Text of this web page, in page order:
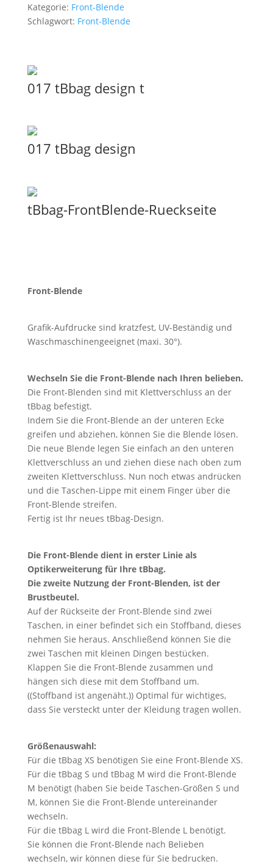
Kategorie: Front-Blende
Schlagwort: Front-Blende
017 tBbag design t
017 tBbag design
tBbag-FrontBlende-Rueckseite
Front-Blende
Grafik-Aufdrucke sind kratzfest, UV-Beständig und
Waschmaschinengeeignet (maxi. 30°).
Wechseln Sie die Front-Blende nach Ihren belieben.
Die Front-Blenden sind mit Klettverschluss an der
tBbag befestigt.
Indem Sie die Front-Blende an der unteren Ecke
greifen und abziehen, können Sie die Blende lösen.
Die neue Blende legen Sie einfach an den unteren
Klettverschluss an und ziehen diese nach oben zum
zweiten Klettverschluss. Nun noch etwas andrücken
und die Taschen-Lippe mit einem Finger über die
Front-Blende streifen.
Fertig ist Ihr neues tBbag-Design.
Die Front-Blende dient in erster Linie als
Optikerweiterung für Ihre tBbag.
Die zweite Nutzung der Front-Blenden, ist der
Brustbeutel.
Auf der Rückseite der Front-Blende sind zwei
Taschen, in einer befindet sich ein Stoffband, dieses
nehmen Sie heraus. Anschließend können Sie die
zwei Taschen mit kleinen Dingen bestücken.
Klappen Sie die Front-Blende zusammen und
hängen sich diese mit dem Stoffband um.
((Stoffband ist angenäht.)) Optimal für wichtiges,
dass Sie versteckt unter der Kleidung tragen wollen.
Größenauswahl:
Für die tBbag XS benötigen Sie eine Front-Blende XS.
Für die tBbag S und tBbag M wird die Front-Blende
M benötigt (haben Sie beide Taschen-Größen S und
M, können Sie die Front-Blende untereinander
wechseln.
Für die tBbag L wird die Front-Blende L benötigt.
Sie können die Front-Blende nach Belieben
wechseln, wir können diese für Sie bedrucken.